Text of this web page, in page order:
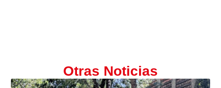
Otras Noticias